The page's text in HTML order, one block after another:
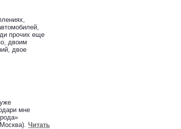
прочих еще
двоим
двое
мне
Читать